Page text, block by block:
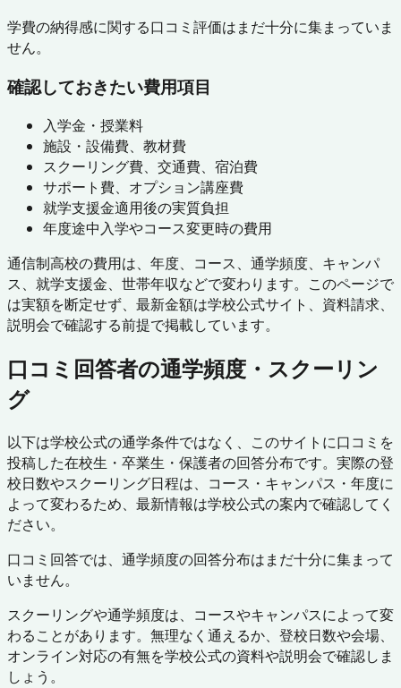
学費の納得感に関する口コミ評価はまだ十分に集まっていま
せん。
確認しておきたい費用項目
入学金・授業料
施設・設備費、教材費
スクーリング費、交通費、宿泊費
サポート費、オプション講座費
就学支援金適用後の実質負担
年度途中入学やコース変更時の費用
通信制高校の費用は、年度、コース、通学頻度、キャンパ
ス、就学支援金、世帯年収などで変わります。このページで
は実額を断定せず、最新金額は学校公式サイト、資料請求、
説明会で確認する前提で掲載しています。
口コミ回答者の通学頻度・スクーリン
グ
以下は学校公式の通学条件ではなく、このサイトに口コミを
投稿した在校生・卒業生・保護者の回答分布です。実際の登
校日数やスクーリング日程は、コース・キャンパス・年度に
よって変わるため、最新情報は学校公式の案内で確認してく
ださい。
口コミ回答では、通学頻度の回答分布はまだ十分に集まって
いません。
スクーリングや通学頻度は、コースやキャンパスによって変
わることがあります。無理なく通えるか、登校日数や会場、
オンライン対応の有無を学校公式の資料や説明会で確認しま
しょう。